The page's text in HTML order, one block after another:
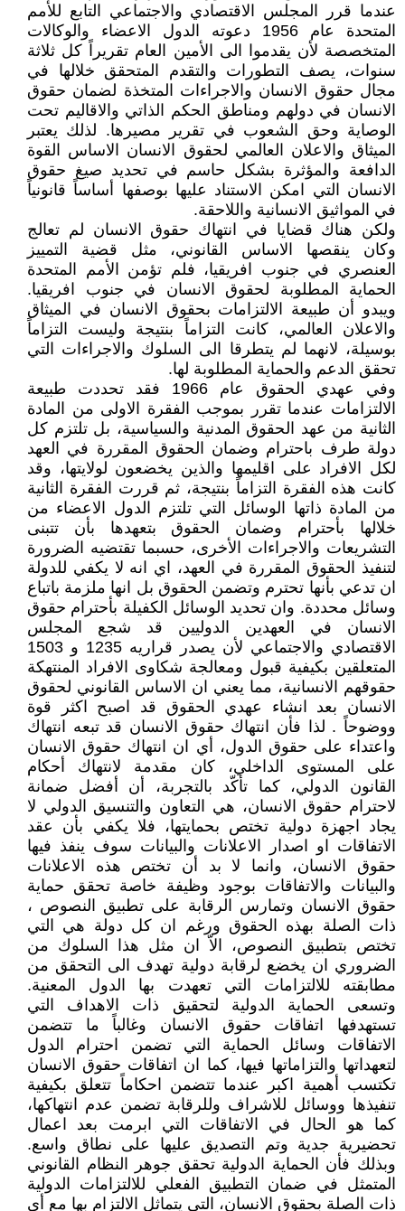
عندما قرر المجلس الاقتصادي والاجتماعي التابع للأمم
المتحدة عام 1956 دعوته الدول الاعضاء والوكالات
المتخصصة لأن يقدموا الى الأمين العام تقريراً كل ثلاثة
سنوات، يصف التطورات والتقدم المتحقق خلالها في
مجال حقوق الانسان والاجراءات المتخذة لضمان حقوق
الانسان في دولهم ومناطق الحكم الذاتي والاقاليم تحت
الوصاية وحق الشعوب في تقرير مصيرها. لذلك يعتبر
الميثاق والاعلان العالمي لحقوق الانسان الاساس القوة
الدافعة والمؤثرة بشكل حاسم في تحديد صيغ حقوق
الانسان التي امكن الاستناد عليها بوصفها أساساً قانونياً
في المواثيق الانسانية واللاحقة.
ولكن هناك قضايا في انتهاك حقوق الانسان لم تعالج
وكان ينقصها الاساس القانوني، مثل قضية التمييز
العنصري في جنوب افريقيا، فلم تؤمن الأمم المتحدة
الحماية المطلوبة لحقوق الانسان في جنوب افريقيا.
ويبدو أن طبيعة الالتزامات بحقوق الانسان في الميثاق
والاعلان العالمي، كانت التزاماً بنتيجة وليست التزاماً
بوسيلة، لانهما لم يتطرقا الى السلوك والاجراءات التي
تحقق الدعم والحماية المطلوبة لها.
وفي عهدي الحقوق عام 1966 فقد تحددت طبيعة
الالتزامات عندما تقرر بموجب الفقرة الاولى من المادة
الثانية من عهد الحقوق المدنية والسياسية، بل تلتزم كل
دولة طرف باحترام وضمان الحقوق المقررة في العهد
لكل الافراد على اقليمها والذين يخضعون لولايتها، وقد
كانت هذه الفقرة التزاماً بنتيجة، ثم قررت الفقرة الثانية
من المادة ذاتها الوسائل التي تلتزم الدول الاعضاء من
خلالها بأحترام وضمان الحقوق بتعهدها بأن تتبنى
التشريعات والاجراءات الأخرى، حسبما تقتضيه الضرورة
لتنفيذ الحقوق المقررة في العهد، اي انه لا يكفي للدولة
ان تدعي بأنها تحترم وتضمن الحقوق بل انها ملزمة باتباع
وسائل محددة. وان تحديد الوسائل الكفيلة بأحترام حقوق
الانسان في العهدين الدوليين قد شجع المجلس
الاقتصادي والاجتماعي لأن يصدر قراريه 1235 و 1503
المتعلقين بكيفية قبول ومعالجة شكاوى الافراد المنتهكة
حقوقهم الانسانية، مما يعني ان الاساس القانوني لحقوق
الانسان بعد انشاء عهدي الحقوق قد اصبح اكثر قوة
ووضوحاً . لذا فأن انتهاك حقوق الانسان قد تبعه انتهاك
واعتداء على حقوق الدول، أي ان انتهاك حقوق الانسان
على المستوى الداخلي، كان مقدمة لانتهاك أحكام
القانون الدولي، كما تأكّد بالتجربة، أن أفضل ضمانة
لاحترام حقوق الانسان، هي التعاون والتنسيق الدولي لا
يجاد اجهزة دولية تختص بحمايتها، فلا يكفي بأن عقد
الاتفاقات او اصدار الاعلانات والبيانات سوف ينفذ فيها
حقوق الانسان، وانما لا بد أن تختص هذه الاعلانات
والبيانات والاتفاقات بوجود وظيفة خاصة تحقق حماية
حقوق الانسان وتمارس الرقابة على تطبيق النصوص ،
ذات الصلة بهذه الحقوق ورغم ان كل دولة هي التي
تختص بتطبيق النصوص، الاّ ان مثل هذا السلوك من
الضروري ان يخضع لرقابة دولية تهدف الى التحقق من
مطابقته للالتزامات التي تعهدت بها الدول المعنية.
وتسعى الحماية الدولية لتحقيق ذات الاهداف التي
تستهدفها اتفاقات حقوق الانسان وغالباً ما تتضمن
الاتفاقات وسائل الحماية التي تضمن احترام الدول
لتعهداتها والتزاماتها فيها، كما ان اتفاقات حقوق الانسان
تكتسب أهمية اكبر عندما تتضمن احكاماً تتعلق بكيفية
تنفيذها ووسائل للاشراف وللرقابة تضمن عدم انتهاكها،
كما هو الحال في الاتفاقات التي ابرمت بعد اعمال
تحضيرية جدية وتم التصديق عليها على نطاق واسع.
وبذلك فأن الحماية الدولية تحقق جوهر النظام القانوني
المتمثل في ضمان التطبيق الفعلي للالتزامات الدولية
ذات الصلة بحقوق الانسان، التي يتماثل الالتزام بها مع أي